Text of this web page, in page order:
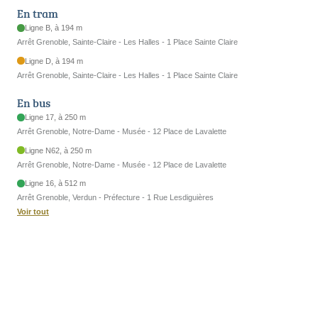
En tram
Ligne B, à 194 m
Arrêt Grenoble, Sainte-Claire - Les Halles - 1 Place Sainte Claire
Ligne D, à 194 m
Arrêt Grenoble, Sainte-Claire - Les Halles - 1 Place Sainte Claire
En bus
Ligne 17, à 250 m
Arrêt Grenoble, Notre-Dame - Musée - 12 Place de Lavalette
Ligne N62, à 250 m
Arrêt Grenoble, Notre-Dame - Musée - 12 Place de Lavalette
Ligne 16, à 512 m
Arrêt Grenoble, Verdun - Préfecture - 1 Rue Lesdiguières
Voir tout